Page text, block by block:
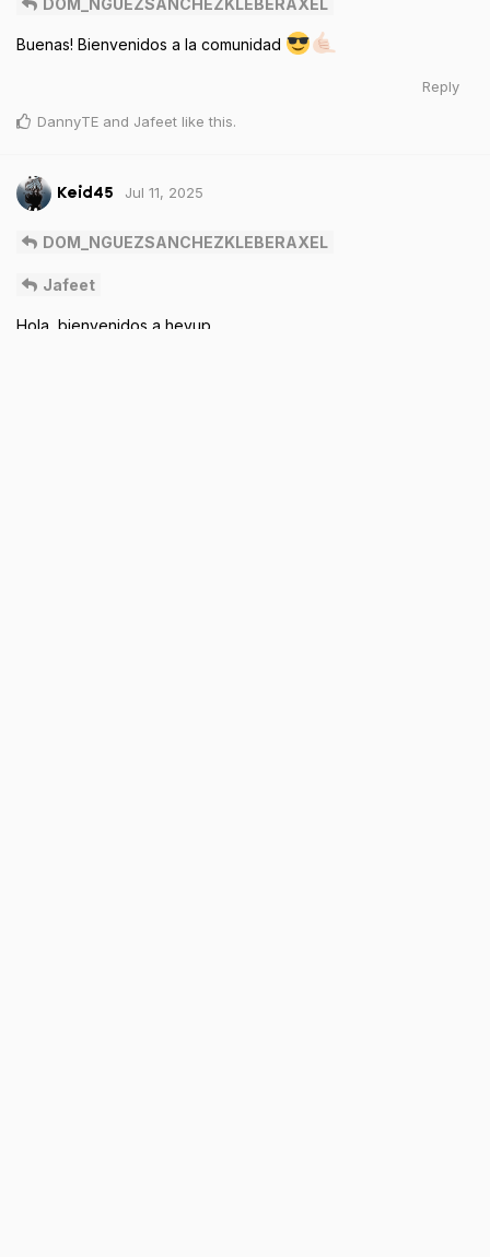
DOM_NGUEZSANCHEZKLEBERAXEL
Buenas! Bienvenidos a la comunidad
Reply
DannyTE and Jafeet like this.
Keid45 Jul 11, 2025
DOM_NGUEZSANCHEZKLEBERAXEL
Jafeet
Hola, bienvenidos a heyup